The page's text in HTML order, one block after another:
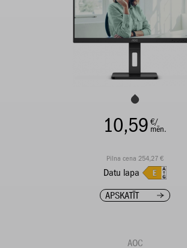
10,59 €/
mēn.
Pilna cena 254,27 €
Datu lapa
APSKATĪT
AOC